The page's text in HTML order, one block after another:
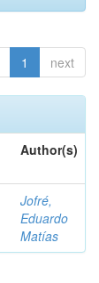
1 next
Author(s)
Jofré,
Eduardo
Matías